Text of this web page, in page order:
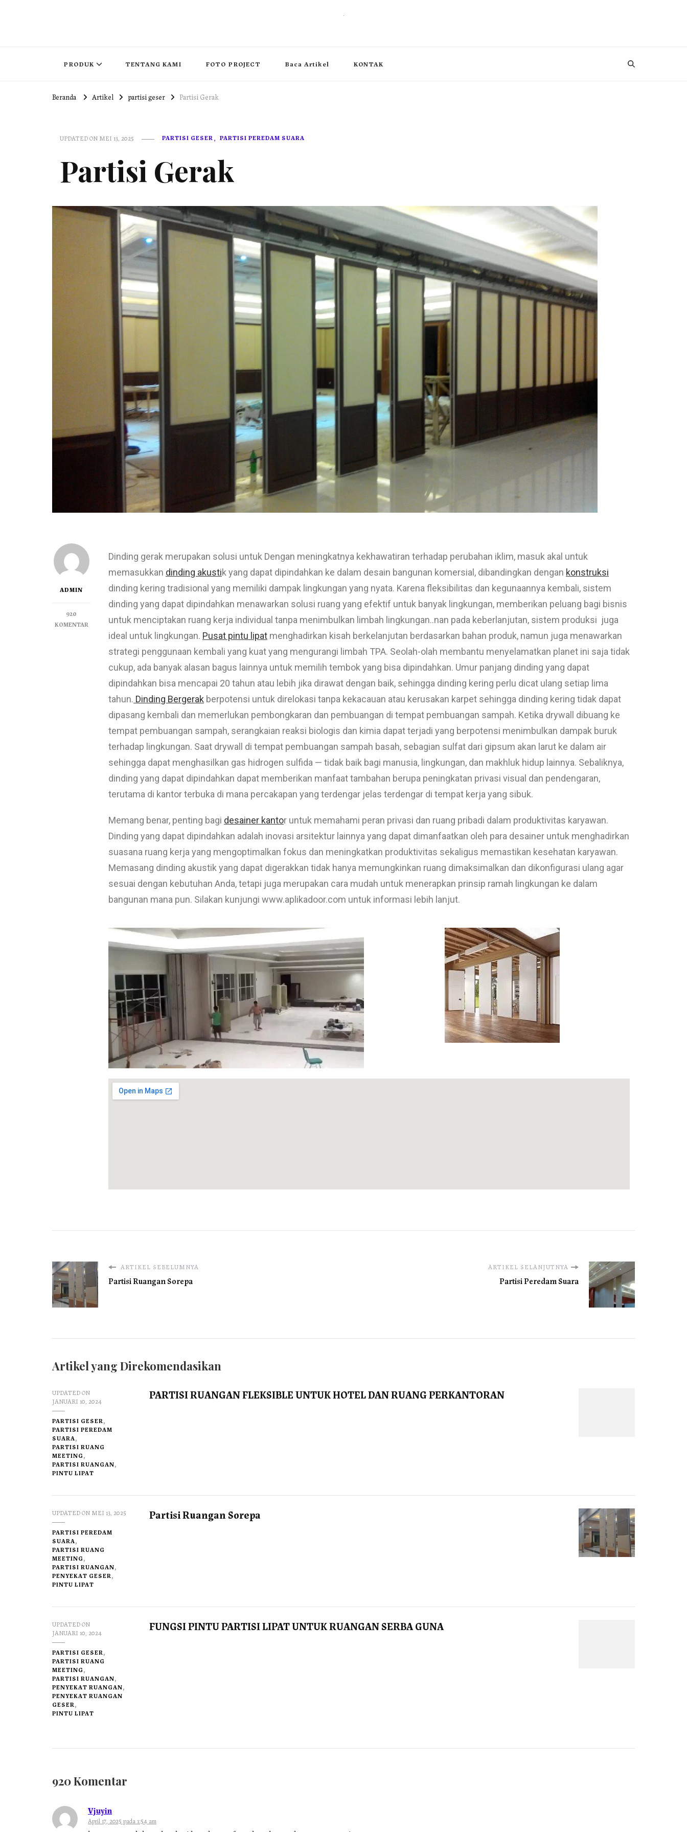
PRODUK TENTANG KAMI FOTO PROJECT Baca Artikel KONTAK
Beranda Artikel partisi geser Partisi Gerak
UPDATED ON MEI 13, 2025 PARTISI GESER PARTISI PEREDAM SUARA
Partisi Gerak
ADMIN
920
KOMENTAR
Dinding gerak merupakan solusi untuk Dengan meningkatnya kekhawatiran terhadap perubahan iklim, masuk akal untuk
memasukkan dinding akustik yang dapat dipindahkan ke dalam desain bangunan komersial, dibandingkan dengan konstruksi
dinding kering tradisional yang memiliki dampak lingkungan yang nyata. Karena fleksibilitas dan kegunaannya kembali, sistem
dinding yang dapat dipindahkan menawarkan solusi ruang yang efektif untuk banyak lingkungan, memberikan peluang bagi bisnis
untuk menciptakan ruang kerja individual tanpa menimbulkan limbah lingkungan..nan pada keberlanjutan, sistem produksi juga
ideal untuk lingkungan. Pusat pintu lipat menghadirkan kisah berkelanjutan berdasarkan bahan produk, namun juga menawarkan
strategi penggunaan kembali yang kuat yang mengurangi limbah TPA. Seolah-olah membantu menyelamatkan planet ini saja tidak
cukup, ada banyak alasan bagus lainnya untuk memilih tembok yang bisa dipindahkan. Umur panjang dinding yang dapat
dipindahkan bisa mencapai 20 tahun atau lebih jika dirawat dengan baik, sehingga dinding kering perlu dicat ulang setiap lima
tahun. Dinding Bergerak berpotensi untuk direlokasi tanpa kekacauan atau kerusakan karpet sehingga dinding kering tidak dapat
dipasang kembali dan memerlukan pembongkaran dan pembuangan di tempat pembuangan sampah. Ketika drywall dibuang ke
tempat pembuangan sampah, serangkaian reaksi biologis dan kimia dapat terjadi yang berpotensi menimbulkan dampak buruk
terhadap lingkungan. Saat drywall di tempat pembuangan sampah basah, sebagian sulfat dari gipsum akan larut ke dalam air
sehingga dapat menghasilkan gas hidrogen sulfida — tidak baik bagi manusia, lingkungan, dan makhluk hidup lainnya. Sebaliknya,
dinding yang dapat dipindahkan dapat memberikan manfaat tambahan berupa peningkatan privasi visual dan pendengaran,
terutama di kantor terbuka di mana percakapan yang terdengar jelas terdengar di tempat kerja yang sibuk.
Memang benar, penting bagi desainer kantor untuk memahami peran privasi dan ruang pribadi dalam produktivitas karyawan.
Dinding yang dapat dipindahkan adalah inovasi arsitektur lainnya yang dapat dimanfaatkan oleh para desainer untuk menghadirkan
suasana ruang kerja yang mengoptimalkan fokus dan meningkatkan produktivitas sekaligus memastikan kesehatan karyawan.
Memasang dinding akustik yang dapat digerakkan tidak hanya memungkinkan ruang dimaksimalkan dan dikonfigurasi ulang agar
sesuai dengan kebutuhan Anda, tetapi juga merupakan cara mudah untuk menerapkan prinsip ramah lingkungan ke dalam
bangunan mana pun. Silakan kunjungi www.aplikadoor.com untuk informasi lebih lanjut.
ARTIKEL SEBELUMNYA
Partisi Ruangan Sorepa
ARTIKEL SELANJUTNYA
Partisi Peredam Suara
Artikel yang Direkomendasikan
UPDATED ON
JANUARI 10, 2024
PARTISI GESER
PARTISI PEREDAM
SUARA
PARTISI RUANG
MEETING
PARTISI RUANGAN
PINTU LIPAT
PARTISI RUANGAN FLEKSIBLE UNTUK HOTEL DAN RUANG PERKANTORAN
UPDATED ON MEI 13, 2025
PARTISI PEREDAM
SUARA
PARTISI RUANG
MEETING
PARTISI RUANGAN
PENYEKAT GESER
PINTU LIPAT
Partisi Ruangan Sorepa
UPDATED ON
JANUARI 10, 2024
PARTISI GESER
PARTISI RUANG
MEETING
PARTISI RUANGAN
PENYEKAT RUANGAN
PENYEKAT RUANGAN
GESER
PINTU LIPAT
FUNGSI PINTU PARTISI LIPAT UNTUK RUANGAN SERBA GUNA
920 Komentar
Vjuyin
April 17, 2025 pada 1:54 am